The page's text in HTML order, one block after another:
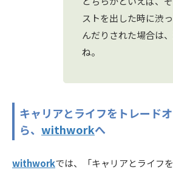
ストを出した時に渋
んだりされた場合は
ね。
キャリアとライフをトレード
ら、 withworkへ
withworkでは、「キャリアとライフ